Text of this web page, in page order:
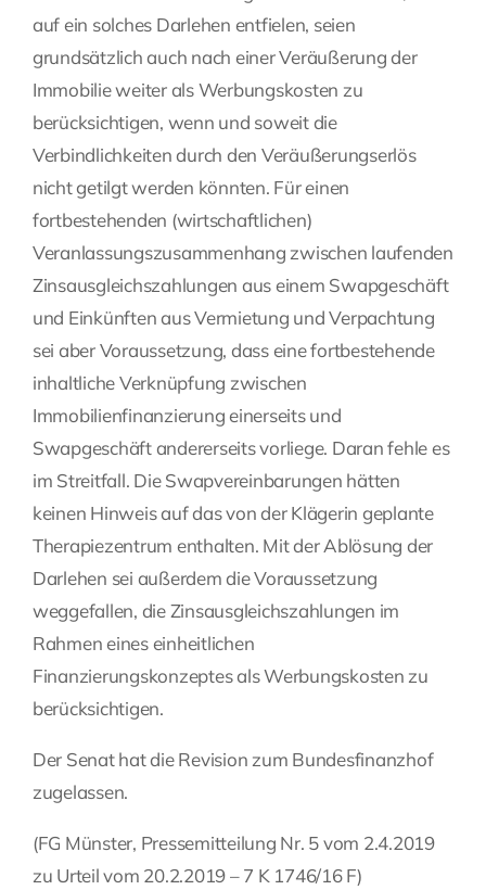
auf ein solches Darlehen entfielen, seien
grundsätzlich auch nach einer Veräußerung der
Immobilie weiter als Werbungskosten zu
berücksichtigen, wenn und soweit die
Verbindlichkeiten durch den Veräußerungserlös
nicht getilgt werden könnten. Für einen
fortbestehenden (wirtschaftlichen)
Veranlassungszusammenhang zwischen laufenden
Zinsausgleichszahlungen aus einem Swapgeschäft
und Einkünften aus Vermietung und Verpachtung
sei aber Voraussetzung, dass eine fortbestehende
inhaltliche Verknüpfung zwischen
Immobilienfinanzierung einerseits und
Swapgeschäft andererseits vorliege. Daran fehle es
im Streitfall. Die Swapvereinbarungen hätten
keinen Hinweis auf das von der Klägerin geplante
Therapiezentrum enthalten. Mit der Ablösung der
Darlehen sei außerdem die Voraussetzung
weggefallen, die Zinsausgleichszahlungen im
Rahmen eines einheitlichen
Finanzierungskonzeptes als Werbungskosten zu
berücksichtigen.
Der Senat hat die Revision zum Bundesfinanzhof
zugelassen.
(FG Münster, Pressemitteilung Nr. 5 vom 2.4.2019
zu Urteil vom 20.2.2019 – 7 K 1746/16 F)